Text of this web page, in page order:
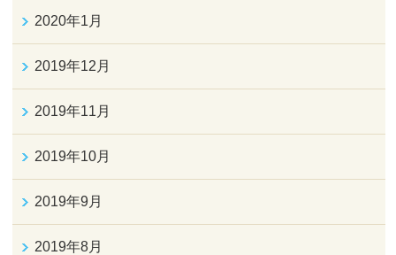
2020年1月
2019年12月
2019年11月
2019年10月
2019年9月
2019年8月